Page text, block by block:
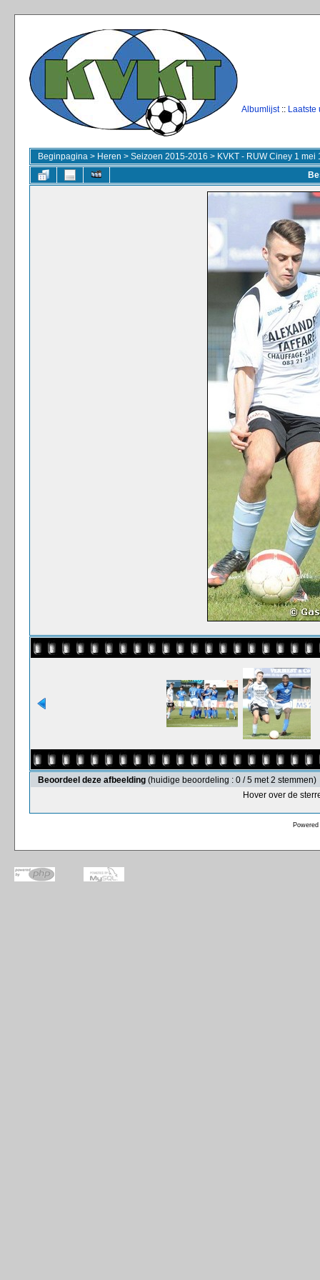
Albumlijst:: Laatste
Beginpagina > Heren > Seizoen 2015-2016 > KVKT - RUW Ciney 1 mei
Beoordeel deze afbeelding (huidige beoordeling : 0 / 5 met 2 stemmen)
Hover over de